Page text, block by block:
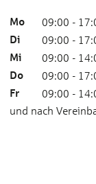
Mo 09:00 -
Di 09:00 -
Mi 09:00 -
Do 09:00 -
Fr
09:00 -
und nach